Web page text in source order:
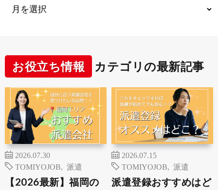
お役立ち情報 カテゴリの最新記事
2026.07.30
TOMIYOJOB
派遣
【2026最新】福岡の
2026.07.15
TOMIYOJOB
派遣
派遣登録おすすめはど